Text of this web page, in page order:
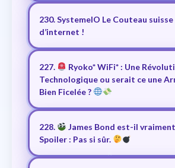
230. SystemeIO Le Couteau suisse
d’internet !
227.
Ryoko* WiFi* : Une
Technologique ou serait ce une
Bien Ficelée ?
228.
James Bond est-il
Spoiler : Pas si sûr.